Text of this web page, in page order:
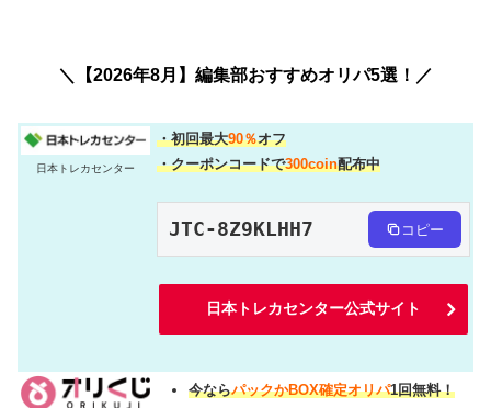
＼【2026年8月】編集部おすすめオリパ5選！／
日本トレカセンター
・初回最大90％オフ
・クーポンコードで300coin配布中
JTC-8Z9KLHH7 コピー
日本トレカセンター公式サイト
今ならパックかBOX確定オリパ1回無料！